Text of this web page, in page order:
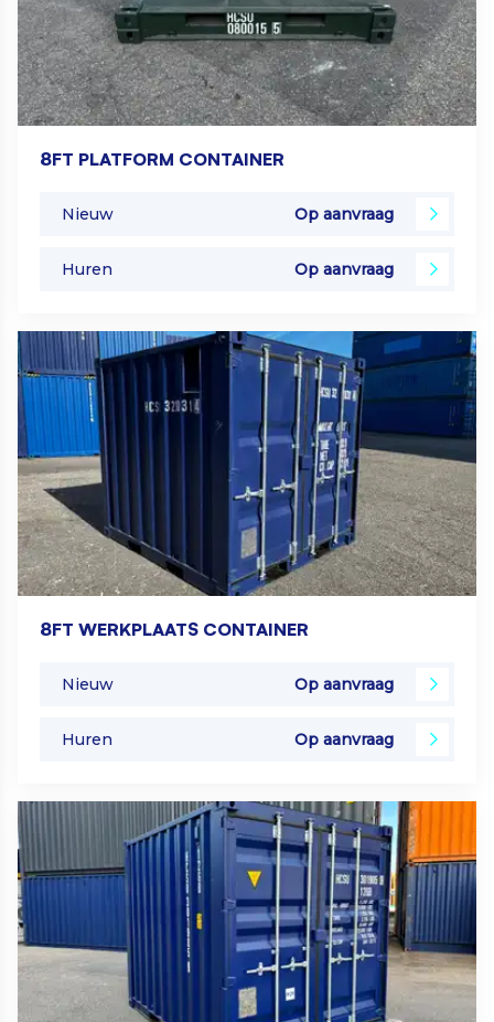
8FT PLATFORM CONTAINER
Nieuw Op aanvraag
Huren Op aanvraag
8FT WERKPLAATS CONTAINER
Nieuw Op aanvraag
Huren Op aanvraag